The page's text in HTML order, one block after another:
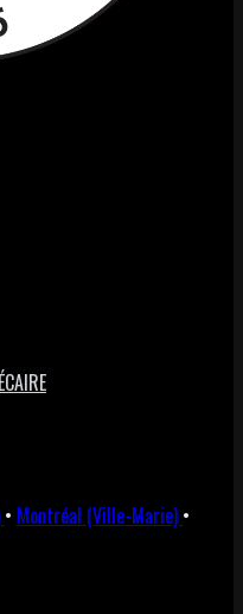
• Montréal (Ville-Marie) •